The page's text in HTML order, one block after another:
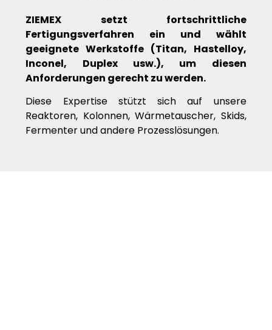
ZIEMEX setzt fortschrittliche
Fertigungsverfahren ein und wählt
geeignete Werkstoffe (Titan, Hastelloy,
Inconel, Duplex usw.), um diesen
Anforderungen gerecht zu werden.
Diese Expertise stützt sich auf unsere
Reaktoren, Kolonnen, Wärmetauscher, Skids,
Fermenter und andere Prozesslösungen.